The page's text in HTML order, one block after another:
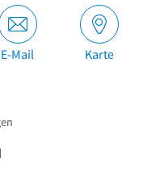
E-Mail Karte